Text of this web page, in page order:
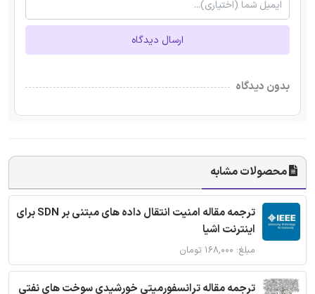
ارسال دیدگاه
بدون دیدگاه
محصولات مشابه
ترجمه مقاله امنیت انتقال داده های مبتنی بر SDN برای
اینترنت اشیا
مبلغ: ۱۶۸,۰۰۰ تومان
ترجمه مقاله ترانسفورمیتی خورشیدی سوخت های نفتی